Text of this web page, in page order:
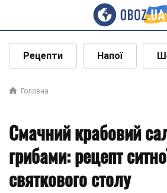
Рецепти Напої
Головна
Смачний крабовий
грибами: рецепт
святкового столу